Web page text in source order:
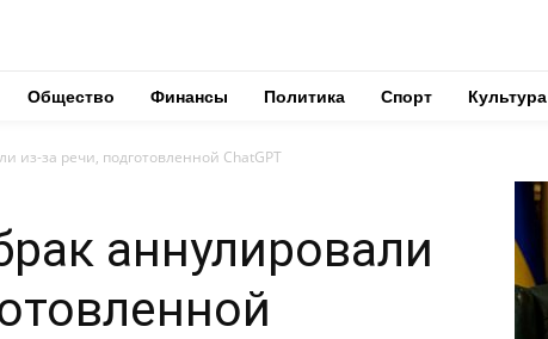
Общество Финансы Политика Спорт Культура
из-за речи, подготовленной ChatGPT
аннулировали